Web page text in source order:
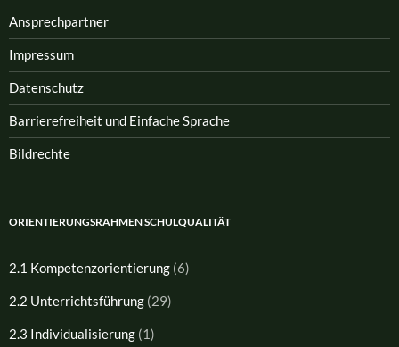
Ansprech­partner
Impressum
Datenschutz
Barrierefreiheit und Einfache Sprache
Bildrechte
ORIENTIERUNGSRAHMEN SCHULQUALITÄT
2.1 Kompetenzorientierung (6)
2.2 Unterrichtsführung (29)
2.3 Individualisierung (1)